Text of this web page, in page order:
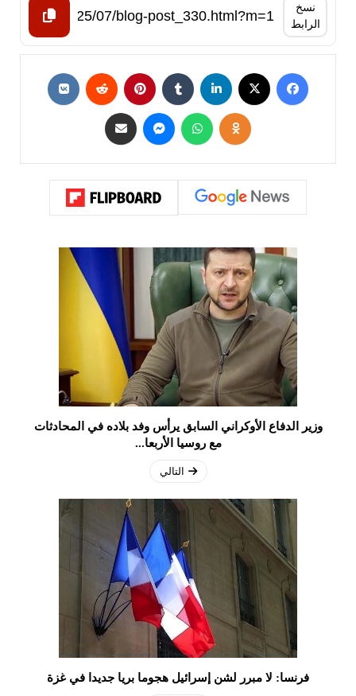
نسخ
الرابط
وزير الدفاع الأوكراني السابق يرأس وفد بلاده في المحادثات
مع روسيا الأربعا...
التالي
فرنسا: لا مبرر لشن إسرائيل هجوما بريا جديدا في غزة